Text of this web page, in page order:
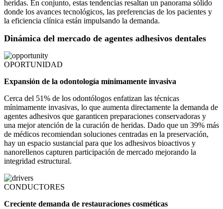
heridas. En conjunto, estas tendencias resaltan un panorama sólido
donde los avances tecnológicos, las preferencias de los pacientes y
la eficiencia clínica están impulsando la demanda.
Dinámica del mercado de agentes adhesivos dentales
OPORTUNIDAD
Expansión de la odontología mínimamente invasiva
Cerca del 51% de los odontólogos enfatizan las técnicas
mínimamente invasivas, lo que aumenta directamente la demanda de
agentes adhesivos que garanticen preparaciones conservadoras y
una mejor atención de la curación de heridas. Dado que un 39% más
de médicos recomiendan soluciones centradas en la preservación,
hay un espacio sustancial para que los adhesivos bioactivos y
nanorellenos capturen participación de mercado mejorando la
integridad estructural.
CONDUCTORES
Creciente demanda de restauraciones cosméticas